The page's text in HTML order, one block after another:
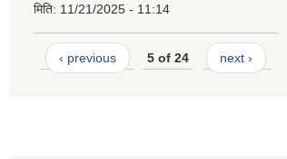
मिति: 11/21/2025 - 11:14
‹ previous 5 of 24 next ›